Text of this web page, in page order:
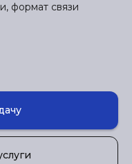
формат связи